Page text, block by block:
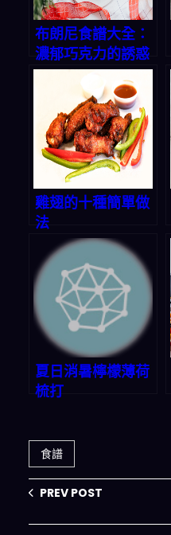
布朗尼食譜大全：
濃郁巧克力的誘惑
雞翅的十種簡單做
法
夏日消暑檸檬薄荷
梳打
食譜
PREV POST